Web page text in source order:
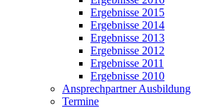
Ergebnisse 2015
Ergebnisse 2014
Ergebnisse 2013
Ergebnisse 2012
Ergebnisse 2011
Ergebnisse 2010
Ansprechpartner Ausbildung
Termine